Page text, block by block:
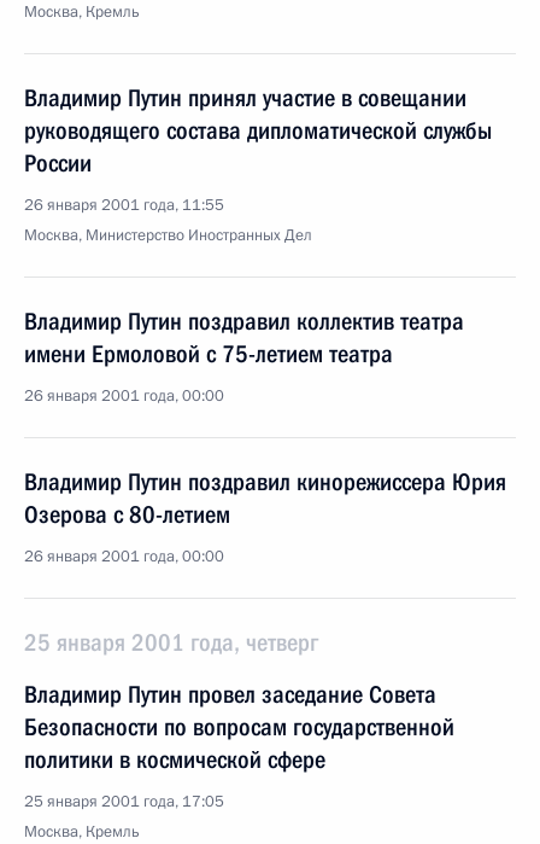
Москва, Кремль
Владимир Путин принял участие в совещании
руководящего состава дипломатической службы
России
26 января 2001 года, 11:55
Москва, Министерство Иностранных Дел
Владимир Путин поздравил коллектив театра
имени Ермоловой с 75-летием театра
26 января 2001 года, 00:00
Владимир Путин поздравил кинорежиссера Юрия
Озерова с 80-летием
26 января 2001 года, 00:00
25 января 2001 года, четверг
Владимир Путин провел заседание Совета
Безопасности по вопросам государственной
политики в космической сфере
25 января 2001 года, 17:05
Москва, Кремль